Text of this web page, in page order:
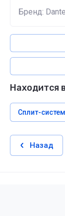
Бренд:
Находится
Сплит-
Назад